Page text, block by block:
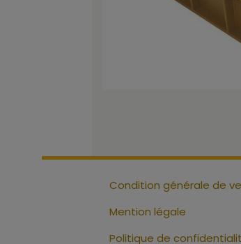
Condition générale de
Mention légale
Politique de